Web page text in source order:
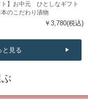
ト】お中元 ひとしなギフト
のこだわり漬物
￥3,780(税込)
と見る